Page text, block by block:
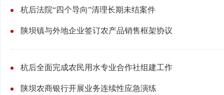
杭后法院“四个导向”清理长期未结案件
陕坝镇与外地企业签订农产品销售框架协议
杭后全面完成农民用水专业合作社组建工作
陕坝农商银行开展业务连续性应急演练